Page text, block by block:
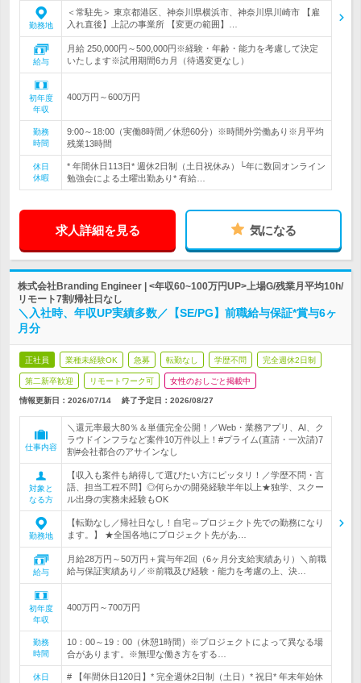
勤務地
＜常駐先＞ 東京都港区、神奈川県横浜市、神奈川県川崎市 【雇
入れ直後】上記の事業所 【変更の範囲】…
給与
月給 250,000円～500,000円※経験・年齢・能力を考慮して決定
いたします※試用期間6カ月（待遇変更なし）
初年度
年収
400万円～600万円
勤務
時間
9:00～18:00（実働8時間／休憩60分）※時間外労働あり※月平均
残業13時間
休日
休暇
* 年間休日113日* 週休2日制（土日祝休み）└年に数回オンライン
勉強会による土曜出勤あり* 有給…
求人詳細を見る 気になる
株式会社Branding Engineer | <年収60~100万円UP>上場G/残業月平均10h/
リモート7割/帰社日なし
＼入社時、年収UP実績多数／【SE/PG】前職給与保証*賞与6ヶ
月分
正社員 業種未経験OK 急募 転勤なし 学歴不問 完全週休2日制
第二新卒歓迎 リモートワーク可 女性のおしごと掲載中
情報更新日：2026/07/14 終了予定日： 2026/08/27
仕事内容
＼還元率最大80％＆単価完全公開！／Web・業務アプリ、AI、ク
ラウドインフラなど案件10万件以上！#プライム(直請・一次請)7
割#会社都合のアサインなし
対象と
なる方
【収入も案件も納得して選びたい方にピッタリ！／学歴不問・言
語、担当工程不問】◎何らかの開発経験半年以上★独学、スクー
ル出身の実務未経験もOK
勤務地
【転勤なし／帰社日なし！自宅⇔プロジェクト先での勤務になり
ます。】 ★全国各地にプロジェクト先があ…
給与
月給28万円～50万円＋賞与年2回（6ヶ月分支給実績あり）＼前職
給与保証実績あり／※前職及び経験・能力を考慮の上、決…
初年度
年収
400万円～700万円
勤務
時間
10：00～19：00（休憩1時間）※プロジェクトによって異なる場
合があります。※無理な働き方をする…
休日
# 【年間休日120日】* 完全週休2日制（土日）* 祝日* 年末年始休